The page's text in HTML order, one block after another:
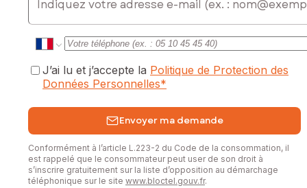
J’ai lu et j’accepte la Politique de Protection des
Données Personnelles*
Envoyer ma demande
Conformément à l’article L.223-2 du Code de la consommation, il
est rappelé que le consommateur peut user de son droit à
s’inscrire gratuitement sur la liste d’opposition au démarchage
téléphonique sur le site www.bloctel.gouv.fr.